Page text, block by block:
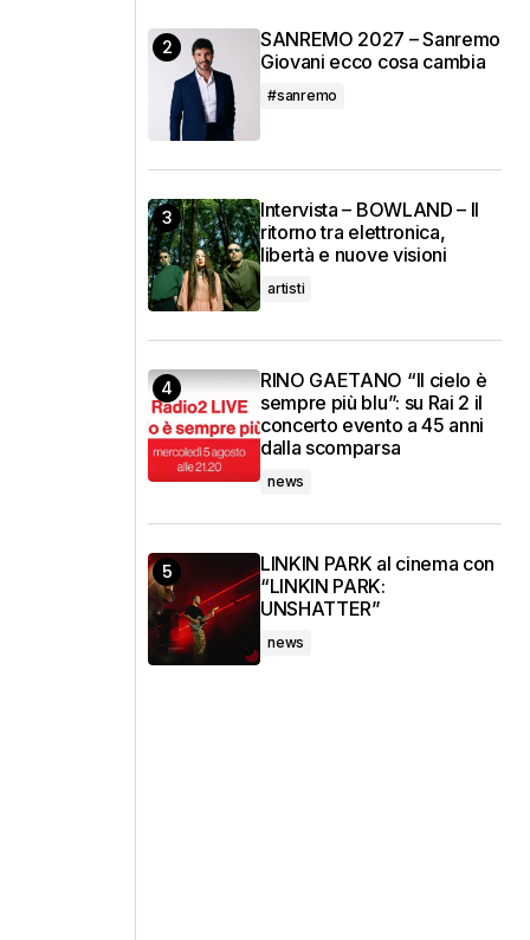
SANREMO 2027 – Sanremo
Giovani ecco cosa cambia
#sanremo
Intervista – BOWLAND – Il
ritorno tra elettronica,
libertà e nuove visioni
artisti
RINO GAETANO “Il cielo è
sempre più blu”: su Rai 2 il
concerto evento a 45 anni
dalla scomparsa
news
LINKIN PARK al cinema con
“LINKIN PARK:
UNSHATTER”
news